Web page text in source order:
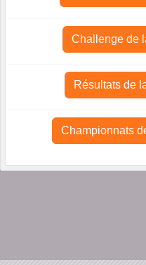
Challenge de
Résultats de
Championnats